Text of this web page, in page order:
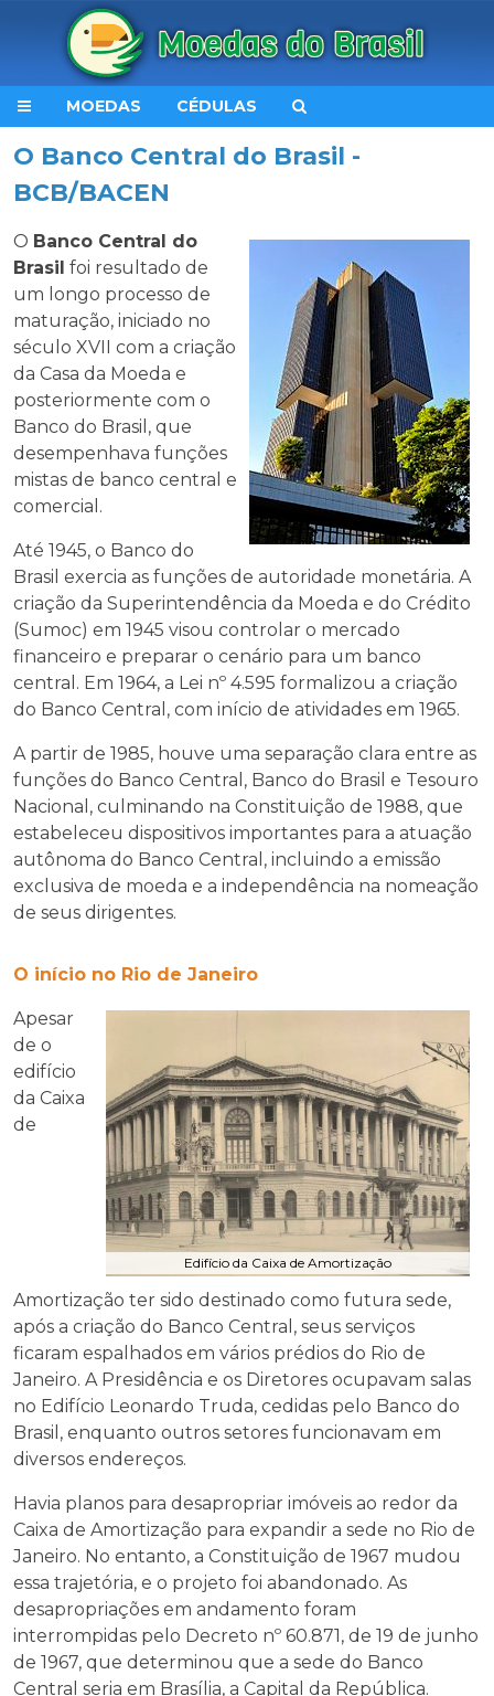
MOEDAS CÉDULAS
O Banco Central do Brasil -
BCB/BACEN
O Banco Central do
Brasil foi resultado de
um longo processo de
maturação, iniciado no
século XVII com a criação
da Casa da Moeda e
posteriormente com o
Banco do Brasil, que
desempenhava funções
mistas de banco central e
comercial.
Até 1945, o Banco do
Brasil exercia as funções de autoridade monetária. A
criação da Superintendência da Moeda e do Crédito
(Sumoc) em 1945 visou controlar o mercado
financeiro e preparar o cenário para um banco
central. Em 1964, a Lei nº 4.595 formalizou a criação
do Banco Central, com início de atividades em 1965.
A partir de 1985, houve uma separação clara entre as
funções do Banco Central, Banco do Brasil e Tesouro
Nacional, culminando na Constituição de 1988, que
estabeleceu dispositivos importantes para a atuação
autônoma do Banco Central, incluindo a emissão
exclusiva de moeda e a independência na nomeação
de seus dirigentes.
O início no Rio de Janeiro
Edifício da Caixa de Amortização
Apesar
de o
edifício
da Caixa
de
Amortização ter sido destinado como futura sede,
após a criação do Banco Central, seus serviços
ficaram espalhados em vários prédios do Rio de
Janeiro. A Presidência e os Diretores ocupavam salas
no Edifício Leonardo Truda, cedidas pelo Banco do
Brasil, enquanto outros setores funcionavam em
diversos endereços.
Havia planos para desapropriar imóveis ao redor da
Caixa de Amortização para expandir a sede no Rio de
Janeiro. No entanto, a Constituição de 1967 mudou
essa trajetória, e o projeto foi abandonado. As
desapropriações em andamento foram
interrompidas pelo Decreto nº 60.871, de 19 de junho
de 1967, que determinou que a sede do Banco
Central seria em Brasília, a Capital da República.